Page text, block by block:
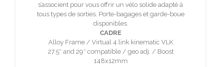
s’associent pour vous offrir un vélo solide adapté à
tous types de sorties. Porte-bagages et garde-boue
disponibles.
CADRE
Alloy Frame / Virtual 4 link kinematic VLK
27.5″ and 29″ compatible / geo adj. / Boost
148x12mm